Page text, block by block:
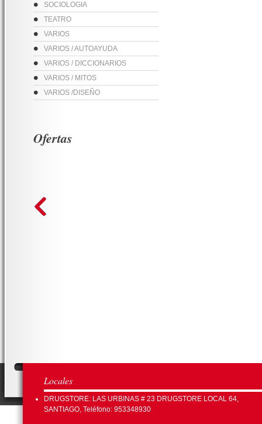
SOCIOLOGIA
TEATRO
VARIOS
VARIOS / AUTOAYUDA
VARIOS / DICCIONARIOS
VARIOS / MITOS
VARIOS /DISEÑO
Ofertas
Locales
DRUGSTORE: LAS URBINAS # 23 DRUGSTORE LOCAL 64,
SANTIAGO, Teléfono: 953348930